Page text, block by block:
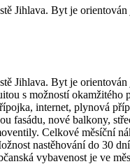
Jihlava. Byt je orientován
Jihlava. Byt je orientován
s možností okamžitého
internet, plynová
fasádu, nové balkony,
Celkové měsíční
nastěhování do 30
vybavenost je ve